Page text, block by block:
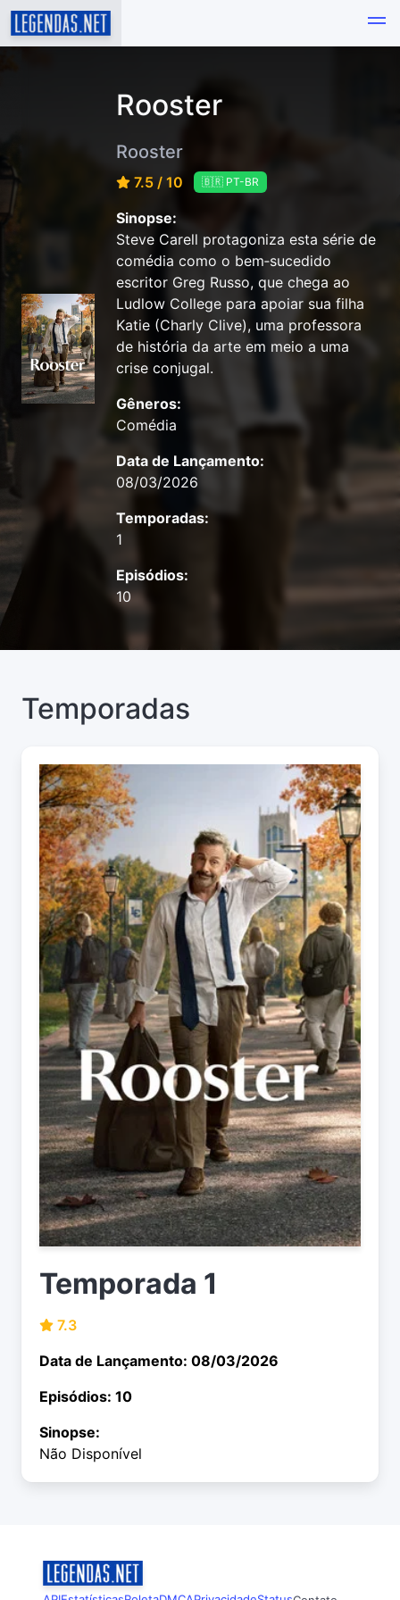
Rooster
Rooster
7.5 / 10 🇧🇷 PT-BR
Sinopse:
Steve Carell protagoniza esta série de
comédia como o bem‑sucedido
escritor Greg Russo, que chega ao
Ludlow College para apoiar sua filha
Katie (Charly Clive), uma professora
de história da arte em meio a uma
crise conjugal.
Gêneros:
Comédia
Data de Lançamento:
08/03/2026
Temporadas:
1
Episódios:
10
Temporadas
Temporada 1
7.3
Data de Lançamento: 08/03/2026
Episódios: 10
Sinopse:
Não Disponível